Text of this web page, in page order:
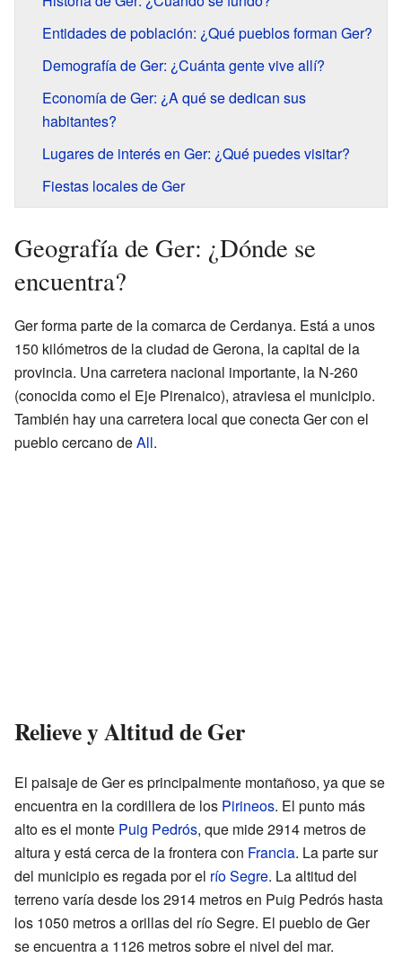
Entidades de población: ¿Qué pueblos forman Ger?
Demografía de Ger: ¿Cuánta gente vive allí?
Economía de Ger: ¿A qué se dedican sus
habitantes?
Lugares de interés en Ger: ¿Qué puedes visitar?
Fiestas locales de Ger
Geografía de Ger: ¿Dónde se
encuentra?
Ger forma parte de la comarca de Cerdanya. Está a unos
150 kilómetros de la ciudad de Gerona, la capital de la
provincia. Una carretera nacional importante, la N-260
(conocida como el Eje Pirenaico), atraviesa el municipio.
También hay una carretera local que conecta Ger con el
pueblo cercano deAll.
Relieve y Altitud de Ger
El paisaje de Ger es principalmente montañoso, ya que se
encuentra en la cordillera de los Pirineos. El punto más
alto es el monte Puig Pedrós, que mide 2914 metros de
altura y está cerca de la frontera con Francia. La parte sur
del municipio es regada por el río Segre. La altitud del
terreno varía desde los 2914 metros en Puig Pedrós hasta
los 1050 metros a orillas del río Segre. El pueblo de Ger
se encuentra a 1126 metros sobre el nivel del mar.